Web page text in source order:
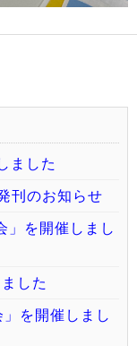
ました
刊のお知らせ
」を開催しまし
した
を開催しまし